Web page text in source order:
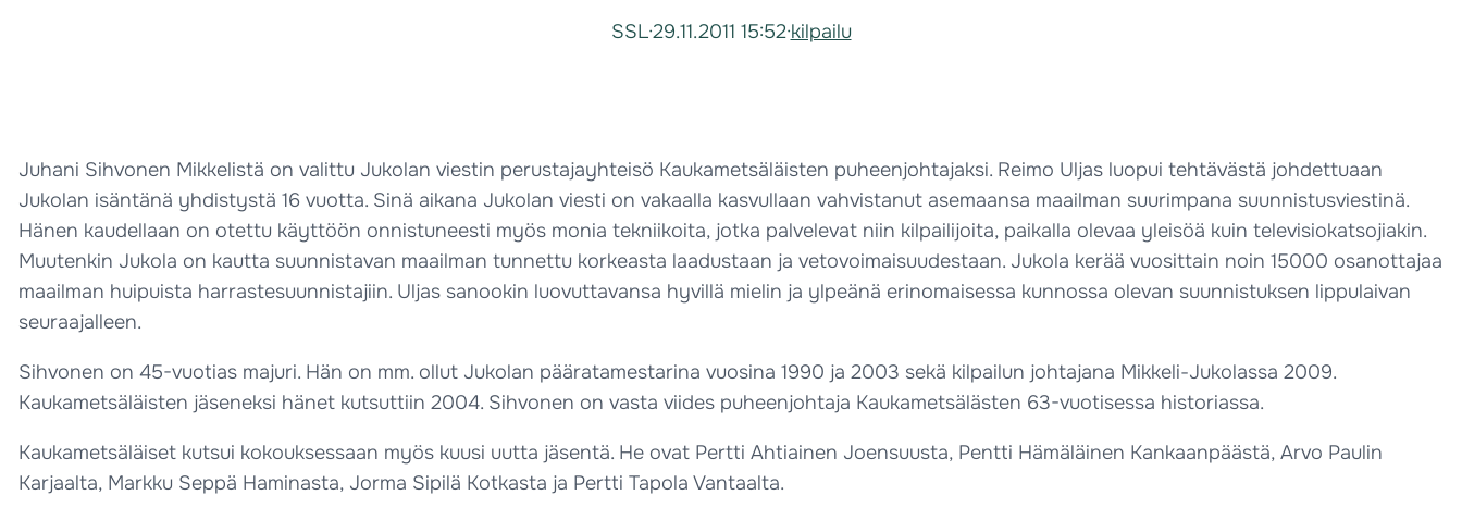
SSL·29.11.2011 15:52·kilpailu
Juhani Sihvonen Mikkelistä on valittu Jukolan viestin perustajayhteisö Kaukametsäläisten puheenjohtajaksi. Reimo Uljas luopui tehtävästä johdettuaan
Jukolan isäntänä yhdistystä 16 vuotta. Sinä aikana Jukolan viesti on vakaalla kasvullaan vahvistanut asemaansa maailman suurimpana suunnistusviestinä.
Hänen kaudellaan on otettu käyttöön onnistuneesti myös monia tekniikoita, jotka palvelevat niin kilpailijoita, paikalla olevaa yleisöä kuin televisiokatsojiakin.
Muutenkin Jukola on kautta suunnistavan maailman tunnettu korkeasta laadustaan ja vetovoimaisuudestaan. Jukola kerää vuosittain noin 15000 osanottajaa
maailman huipuista harrastesuunnistajiin. Uljas sanookin luovuttavansa hyvillä mielin ja ylpeänä erinomaisessa kunnossa olevan suunnistuksen lippulaivan
seuraajalleen.
Sihvonen on 45-vuotias majuri. Hän on mm. ollut Jukolan pääratamestarina vuosina 1990 ja 2003 sekä kilpailun johtajana Mikkeli-Jukolassa 2009.
Kaukametsäläisten jäseneksi hänet kutsuttiin 2004. Sihvonen on vasta viides puheenjohtaja Kaukametsälästen 63-vuotisessa historiassa.
Kaukametsäläiset kutsui kokouksessaan myös kuusi uutta jäsentä. He ovat Pertti Ahtiainen Joensuusta, Pentti Hämäläinen Kankaanpäästä, Arvo Paulin
Karjaalta, Markku Seppä Haminasta, Jorma Sipilä Kotkasta ja Pertti Tapola Vantaalta.